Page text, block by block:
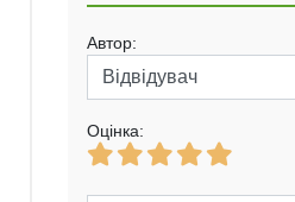
Автор:
Оцінка: